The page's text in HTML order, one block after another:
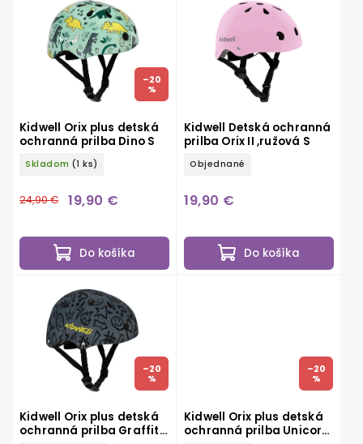
–20
%
Kidwell Orix plus detská
ochranná prilba Dino S
Skladom (1 ks)
24,90 € 19,90 €
Do košíka
Kidwell Detská ochranná
prilba Orix II ,ružová S
Objednané
19,90 €
Do košíka
–20
%
Kidwell Orix plus detská
ochranná prilba Graffiti
–20
%
Kidwell Orix plus detská
ochranná prilba Unicorn